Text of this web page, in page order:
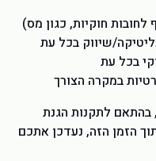
חוקיות, כגון מס)
שיווק בכל עת
בכל עת
במקרה הצורך
תוך 30 ימים, בהתאם לתקנות הגנת
הזמן הזה, נעדכן אתכם